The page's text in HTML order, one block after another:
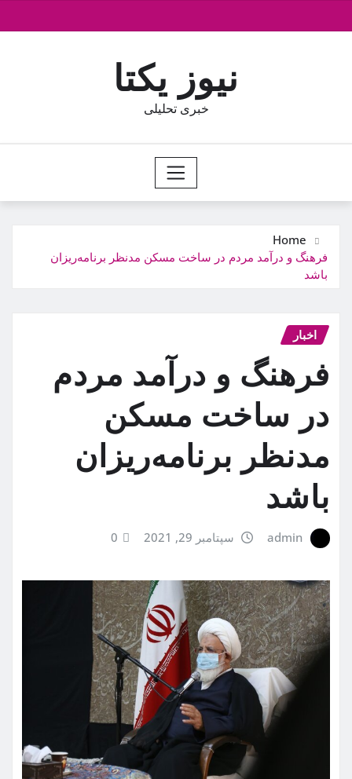
to
نیوز یکتا
خبری تحلیلی
Home
فرهنگ و درآمد مردم در ساخت مسکن مدنظر برنامه‌ریزان
باشد
اخبار
فرهنگ و درآمد مردم
در ساخت مسکن
مدنظر برنامه‌ریزان
باشد
admin سپتامبر 29, 2021 0